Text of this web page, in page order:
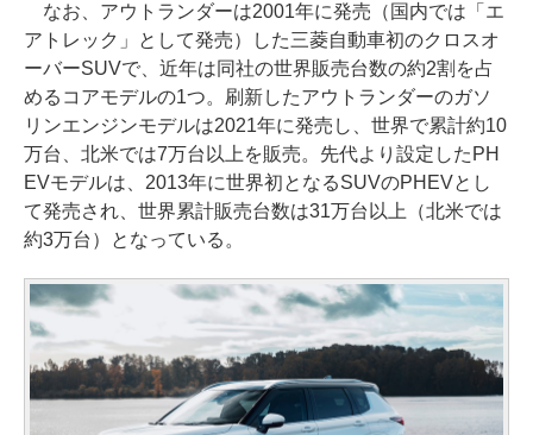
なお、アウトランダーは2001年に発売（国内では「エ
アトレック」として発売）した三菱自動車初のクロスオ
ーバーSUVで、近年は同社の世界販売台数の約2割を占
めるコアモデルの1つ。刷新したアウトランダーのガソ
リンエンジンモデルは2021年に発売し、世界で累計約10
万台、北米では7万台以上を販売。先代より設定したPH
EVモデルは、2013年に世界初となるSUVのPHEVとし
て発売され、世界累計販売台数は31万台以上（北米では
約3万台）となっている。